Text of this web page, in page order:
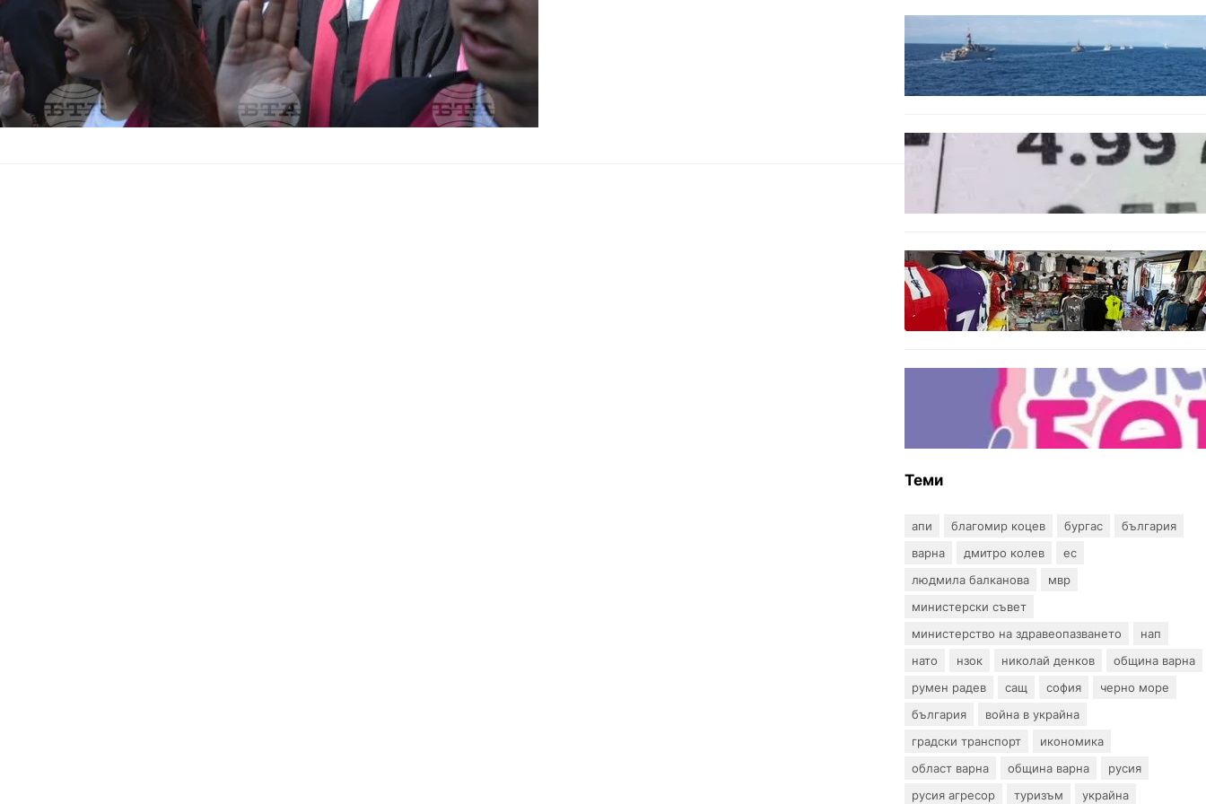
Нов минен ловец за
българския флот пристига до
края на годината
БЪЛГАРИЯ
Левът изчезва от етикетите:
БЪЛГАРИЯ
Иззеха фалшиви стоки за близо
650 000 евро при акция във
Варна и „Златни пясъци“
Инвитро подкрепата под
въпрос? „Искам бебе“ се обяви
срещу прехвърлянето на
Центъра към НЗОК
Теми
апи благомир коцев бургас
българия
варна
дмитро колев
ес
людмила балканова
мвр
министерски съвет
министерство на здравеопазването
нап
нато
нзок николай денков
община варна
румен радев
сащ софия
черно море
българия
война в украйна
градски транспорт
икономика
област варна
община варна
русия
русия агресор
туризъм украйна